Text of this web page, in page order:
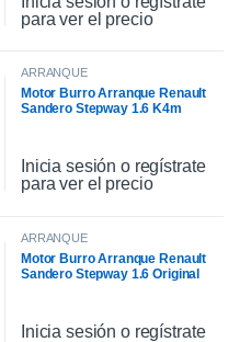
para ver el precio
ARRANQUE
Motor Burro Arranque Renault
Sandero Stepway 1.6 K4m
Inicia sesión o regístrate
para ver el precio
ARRANQUE
Motor Burro Arranque Renault
Sandero Stepway 1.6 Original
Inicia sesión o regístrate